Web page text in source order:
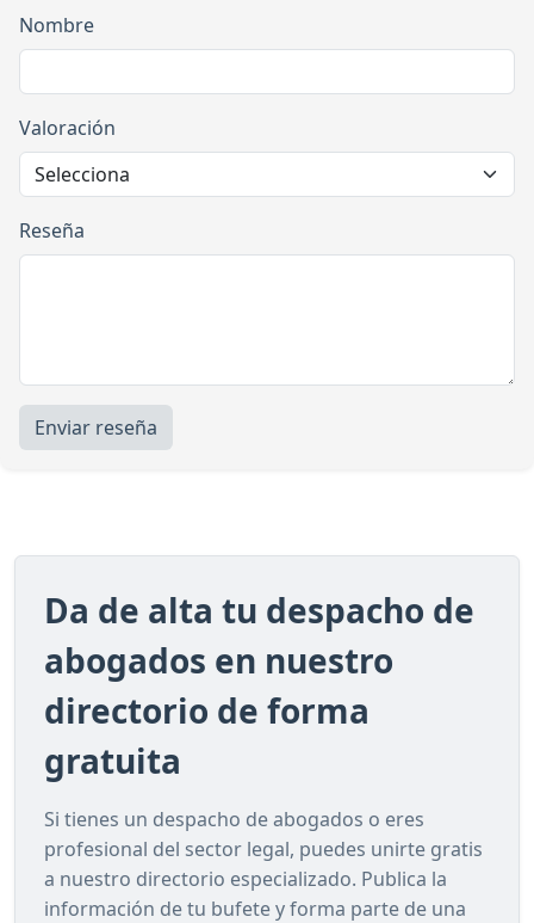
Nombre
Valoración
Reseña
Enviar reseña
Da de alta tu despacho de
abogados en nuestro
directorio de forma
gratuita
Si tienes un despacho de abogados o eres
profesional del sector legal, puedes unirte gratis
a nuestro directorio especializado. Publica la
información de tu bufete y forma parte de una